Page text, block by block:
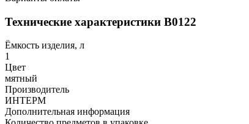
Технические характеристики В0122
Ёмкость изделия, л
1
Цвет
мятный
Производитель
ИНТЕРМ
Дополнительная информация